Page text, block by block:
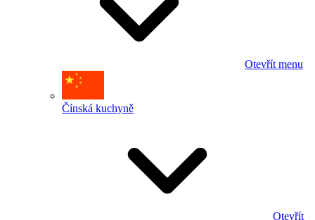
Otevřít menu
Čínská kuchyně
Otevřít